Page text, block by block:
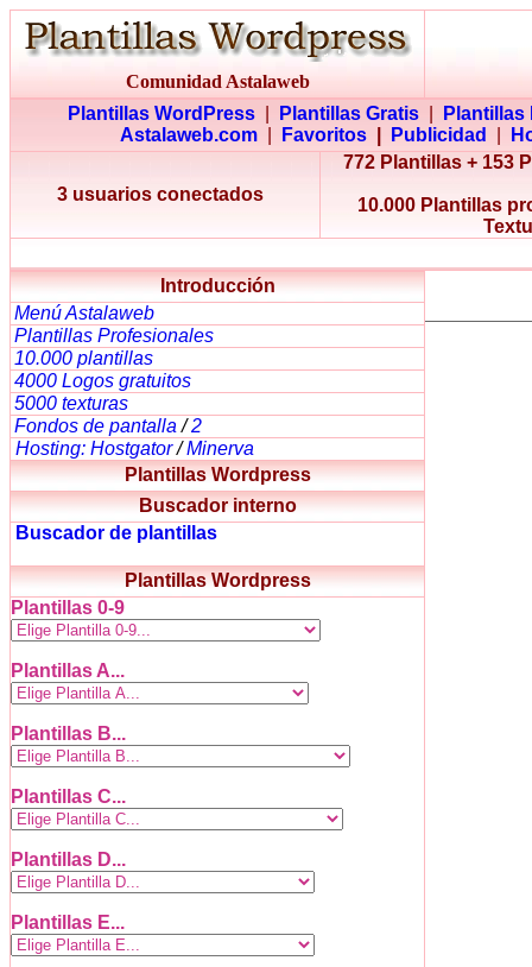
Comunidad Astalaweb
Plantillas WordPress
Plantillas Gratis
Plantillas
Astalaweb.com
Favoritos Publicidad
3 usuarios conectados
772 Plantillas + 153
10.000 Plantillas
Introducción
Menú Astalaweb
Plantillas Profesionales
10.000 plantillas
4000 Logos gratuitos
5000 texturas
Fondos de pantalla/2
Hosting: Hostgator/Minerva
Plantillas Wordpress
Buscador interno
Buscador de plantillas
Plantillas Wordpress
Plantillas 0-9
Plantillas A...
Plantillas B...
Plantillas C...
Plantillas D...
Plantillas E...